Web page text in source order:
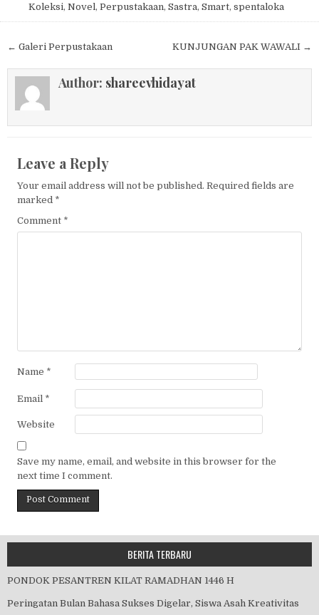
Koleksi, Novel, Perpustakaan, Sastra, Smart, spentaloka
Post navigation KUNJUNGAN PAK WAWALI →
← Galeri Perpustakaan
Author: shareevhidayat
Leave a Reply
Your email address will not be published. Required fields are
marked *
Comment *
Name *
Email *
Website
Save my name, email, and website in this browser for the
next time I comment.
BERITA TERBARU
PONDOK PESANTREN KILAT RAMADHAN 1446 H
Peringatan Bulan Bahasa Sukses Digelar, Siswa Asah Kreativitas